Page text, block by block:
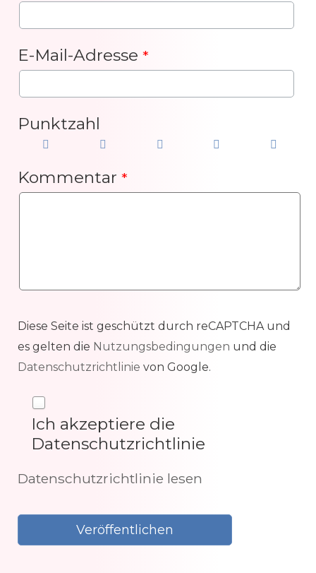
E-Mail-Adresse *
Punktzahl
Kommentar *
Diese Seite ist geschützt durch reCAPTCHA und
es gelten die Nutzungsbedingungen und die
Datenschutzrichtlinie von Google.
Ich akzeptiere die
Datenschutzrichtlinie
Datenschutzrichtlinie lesen